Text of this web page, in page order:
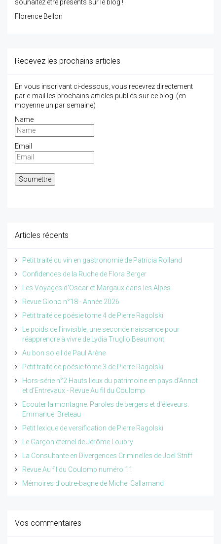
souhaitez être présents sur le blog !
Florence Bellon
Recevez les prochains articles
En vous inscrivant ci-dessous, vous recevrez directement
par e-mail les prochains articles publiés sur ce blog. (en
moyenne un par semaine)
Name
Email
Articles récents
Petit traité du vin en gastronomie de Patricia Rolland
Confidences de la Ruche de Flora Berger
Les Voyages d'Oscar et Margaux dans les Alpes
Revue Giono n°18 - Année 2026
Petit traité de poésie tome 4 de Pierre Ragolski
Le poids de l'invisible, une seconde naissance pour
réapprendre à vivre de Lydia Truglio Beaumont
Au bon soleil de Paul Arène
Petit traité de poésie tome 3 de Pierre Ragolski
Hors-série n°2 Hauts lieux du patrimoine en pays d'Annot
et d'Entrevaux - Revue Au fil du Coulomp
Ecouter la montagne. Paroles de bergers et d'éleveurs.
Emmanuel Breteau
Petit lexique de versification de Pierre Ragolski
Le Garçon éternel de Jérôme Loubry
La Consultante en Divergences Criminelles de Joël Striff
Revue Au fil du Coulomp numéro 11
Mémoires d'outre-bagne de Michel Callamand
Vos commentaires